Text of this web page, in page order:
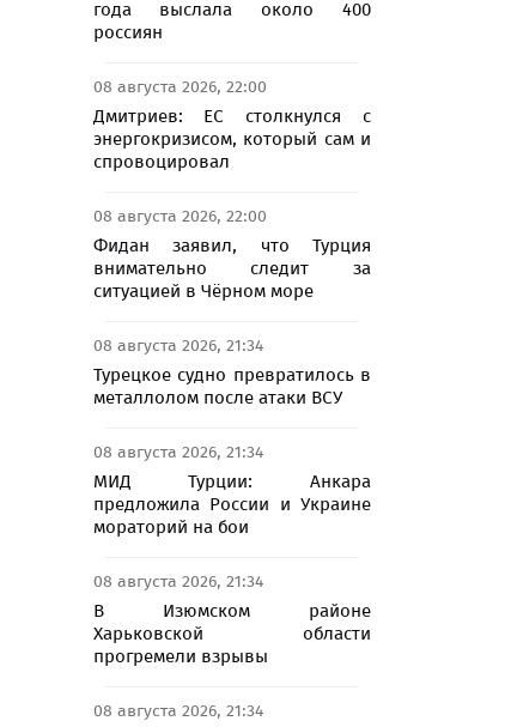
года выслала около 400
россиян
08 августа 2026, 22:00
Дмитриев: ЕС столкнулся с
энергокризисом, который сам и
спровоцировал
08 августа 2026, 22:00
Фидан заявил, что Турция
внимательно следит за
ситуацией в Чёрном море
08 августа 2026, 21:34
Турецкое судно превратилось в
металлолом после атаки ВСУ
08 августа 2026, 21:34
МИД Турции: Анкара
предложила России и Украине
мораторий на бои
08 августа 2026, 21:34
В Изюмском районе
Харьковской области
прогремели взрывы
08 августа 2026, 21:34